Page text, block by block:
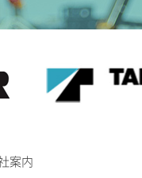
案内